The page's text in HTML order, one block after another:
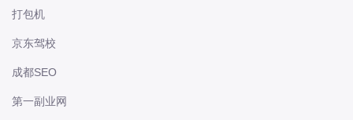
长安
长安-凯程
长安-欧尚
打包机
京东驾校
成都SEO
第一副业网